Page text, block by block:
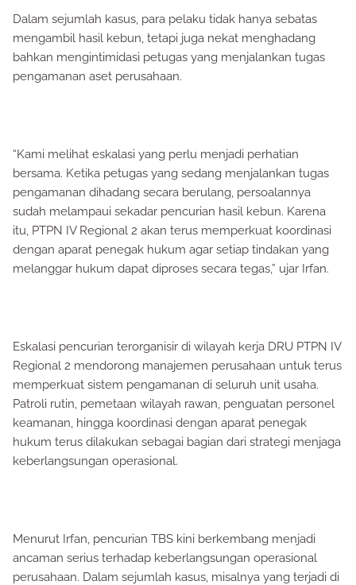
Dalam sejumlah kasus, para pelaku tidak hanya sebatas
mengambil hasil kebun, tetapi juga nekat menghadang
bahkan mengintimidasi petugas yang menjalankan tugas
pengamanan aset perusahaan.
“Kami melihat eskalasi yang perlu menjadi perhatian
bersama. Ketika petugas yang sedang menjalankan tugas
pengamanan dihadang secara berulang, persoalannya
sudah melampaui sekadar pencurian hasil kebun. Karena
itu, PTPN IV Regional 2 akan terus memperkuat koordinasi
dengan aparat penegak hukum agar setiap tindakan yang
melanggar hukum dapat diproses secara tegas,” ujar Irfan.
Eskalasi pencurian terorganisir di wilayah kerja DRU PTPN IV
Regional 2 mendorong manajemen perusahaan untuk terus
memperkuat sistem pengamanan di seluruh unit usaha.
Patroli rutin, pemetaan wilayah rawan, penguatan personel
keamanan, hingga koordinasi dengan aparat penegak
hukum terus dilakukan sebagai bagian dari strategi menjaga
keberlangsungan operasional.
Menurut Irfan, pencurian TBS kini berkembang menjadi
ancaman serius terhadap keberlangsungan operasional
perusahaan. Dalam sejumlah kasus, misalnya yang terjadi di